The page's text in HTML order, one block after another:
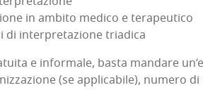
in ambi­to medi­co e terapeutico
di inter­pre­ta­zio­ne triadica
e infor­ma­le, basta man­da­re
(se appli­ca­bi­le), nume­ro